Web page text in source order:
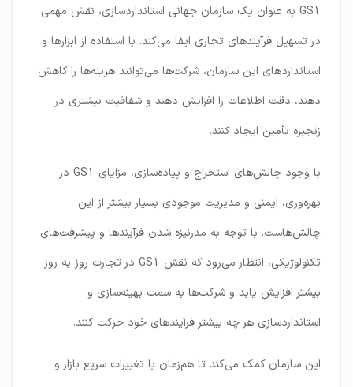
GS1 به عنوان یک سازمان جهانی استانداردسازی، نقش مهمی
در تسهیل فرآیندهای تجاری ایفا می‌کند. با استفاده از ابزارها و
استانداردهای این سازمان، شرکت‌ها می‌توانند هزینه‌ها را کاهش
دهند، دقت اطلاعات را افزایش دهند و شفافیت بیشتری در
زنجیره تأمین ایجاد کنند.
با وجود چالش‌های استخراج و پیاده‌سازی، مزایای GS1 در
بهره‌وری، ایمنی و مدیریت موجودی بسیار بیشتر از این
چالش‌هاست. با توجه به مدرنیزه شدن فرآیندها و پیشرفت‌های
تکنولوژیکی، انتظار می‌رود که نقش GS1 در تجارت روز به روز
بیشتر افزایش یابد و شرکت‌ها به سمت بهینه‌سازی و
استانداردسازی هر چه بیشتر فرآیندهای خود حرکت کنند.
این سازمان کمک می‌کند تا هم‌زمان با تغییرات سریع بازار و